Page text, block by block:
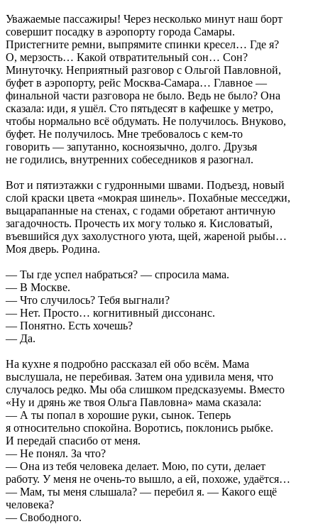
Уважаемые пассажиры! Через несколько минут наш борт
совершит посадку в аэропорту города Самары.
Пристегните ремни, выпрямите спинки кресел… Где я?
О, мерзость… Какой отвратительный сон… Сон?
Минуточку. Неприятный разговор с Ольгой Павловной,
буфет в аэропорту, рейс Москва-Самара… Главное —
финальной части разговора не было. Ведь не было? Она
сказала: иди, я ушёл. Сто пятьдесят в кафешке у метро,
чтобы нормально всё обдумать. Не получилось. Внуково,
буфет. Не получилось. Мне требовалось с кем-то
говорить — запутанно, косноязычно, долго. Друзья
не годились, внутренних собеседников я разогнал.
Вот и пятиэтажки с гудронными швами. Подъезд, новый
слой краски цвета «мокрая шинель». Похабные месседжи,
выцарапанные на стенах, с годами обретают античную
загадочность. Прочесть их могу только я. Кисловатый,
въевшийся дух захолустного уюта, щей, жареной рыбы…
Моя дверь. Родина.
— Ты где успел набраться? — спросила мама.
— В Москве.
— Что случилось? Тебя выгнали?
— Нет. Просто… когнитивный диссонанс.
— Понятно. Есть хочешь?
— Да.
На кухне я подробно рассказал ей обо всём. Мама
выслушала, не перебивая. Затем она удивила меня, что
случалось редко. Мы оба слишком предсказуемы. Вместо
«Ну и дрянь же твоя Ольга Павловна» мама сказала:
— А ты попал в хорошие руки, сынок. Теперь
я относительно спокойна. Воротись, поклонись рыбке.
И передай спасибо от меня.
— Не понял. За что?
— Она из тебя человека делает. Мою, по сути, делает
работу. У меня не очень-то вышло, а ей, похоже, удаётся…
— Мам, ты меня слышала? — перебил я. — Какого ещё
человека?
— Свободного.